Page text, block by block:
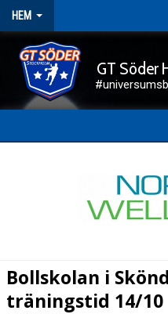
HEM
GT Söder
KONTAKT
Bollskolan i
träningstid 14/10